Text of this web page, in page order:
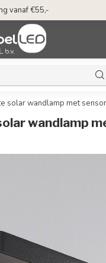
vanaf €55,-
solar wandlamp met
wandlamp